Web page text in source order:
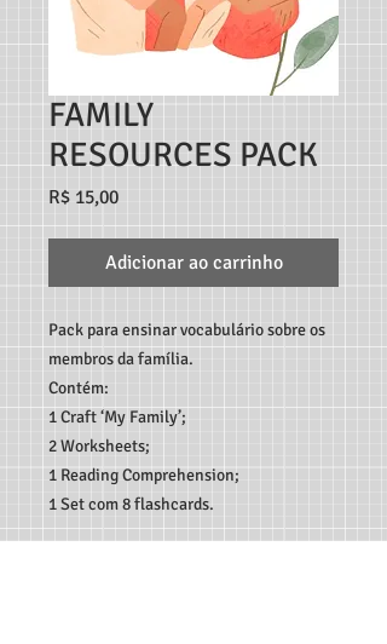
FAMILY
RESOURCES PACK
R$ 15,00Preço
Adicionar ao carrinho
Pack para ensinar vocabulário sobre os
membros da família.
Contém:
1 Craft ‘My Family’;
2 Worksheets;
1 Reading Comprehension;
1 Set com 8 flashcards.